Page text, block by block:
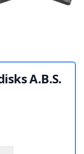
A.B.S.